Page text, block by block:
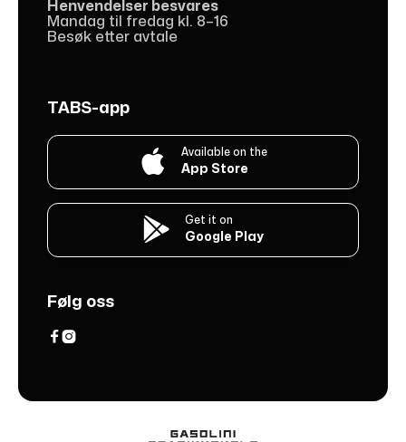
Henvendelser besvares
Mandag til fredag kl. 8–16
Besøk etter avtale
TABS-app
 Available on the
App Store
 Get it on
Google Play
Følg oss
